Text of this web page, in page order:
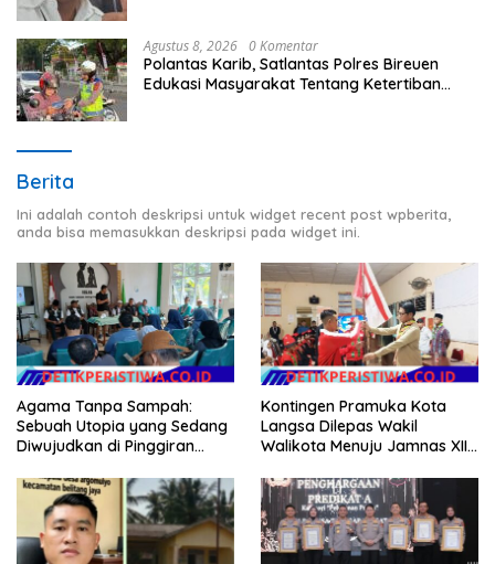
Agustus 8, 2026 0 Komentar
Polantas Karib, Satlantas Polres Bireuen
Edukasi Masyarakat Tentang Ketertiban
Berita
Ini adalah contoh deskripsi untuk widget recent post wpberita,
anda bisa memasukkan deskripsi pada widget ini.
Agama Tanpa Sampah:
Sebuah Utopia yang Sedang
Diwujudkan di Pinggiran
Kontingen Pramuka Kota
Langsa Dilepas Wakil
Walikota Menuju Jamnas XII